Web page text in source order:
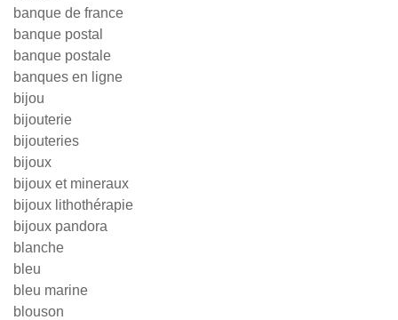
banque de france
banque postal
banque postale
banques en ligne
bijou
bijouterie
bijouteries
bijoux
bijoux et mineraux
bijoux lithothérapie
bijoux pandora
blanche
bleu
bleu marine
blouson